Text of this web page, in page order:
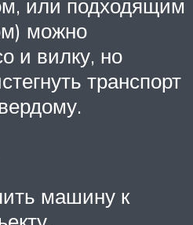
или подходящим
можно
и вилку, но
транспорт
машину к